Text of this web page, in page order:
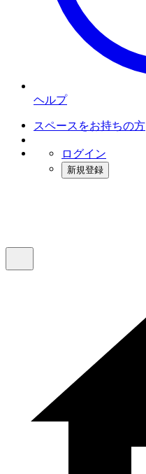
ヘルプ
スペースをお持ちの方
ログイン
新規登録